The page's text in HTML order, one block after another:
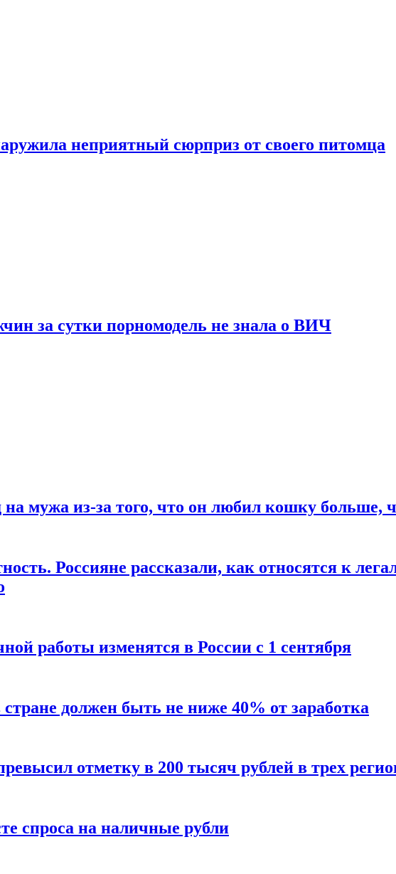
неприятный сюрприз от своего питомца
за сутки порномодель не знала о ВИЧ
мужа из-за того, что он любил кошку больше,
Россияне рассказали, как относятся к
работы изменятся в России с 1 сентября
должен быть не ниже 40% от заработка
отметку в 200 тысяч рублей в трех
спроса на наличные рубли